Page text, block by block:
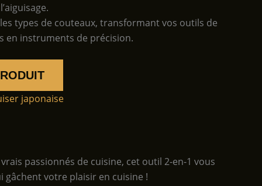
types de couteaux, transformant vos outils de
en instruments de précision.
japonaise
passionnés de cuisine, cet outil 2-en-1 vous
votre plaisir en cuisine !